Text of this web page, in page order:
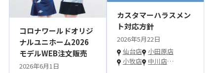
コロナワールドオリジ
ナルユニホーム2026
モデルWEB注文販売
2026年6月1日
カスタマーハラスメン
ト対応方針
2026年5月22日
仙台店
小田原店
小牧店
中川店…